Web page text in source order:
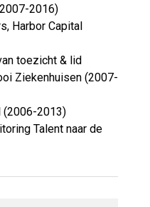
2016)
Harbor Capital
toezicht & lid
Ziekenhuisen (2007-
(2006-2013)
Talent naar de